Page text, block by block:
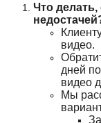
Что
видео.
дней
видео
Мы